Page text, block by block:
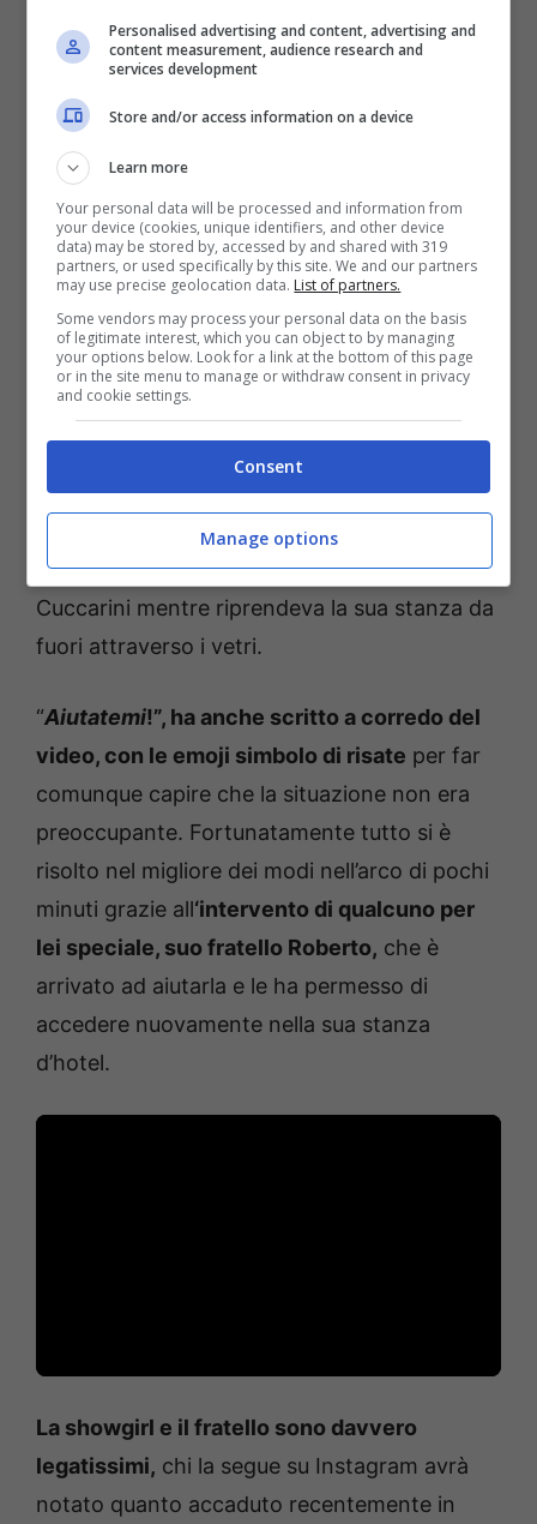
pubblicato sui social (sembra essere la
Sardegna, come fa praticamente ogni anno).
In queste ultime ore si è trovata però a
gestire una situazione imprevista che avrebbe
potuto fare innervosire un po’ tutti, ma che lei
ha affrontato con ironia, caratteristica che ha
da sempre.
L’artista ha mostrato tutto con un video
pubblicato sulle sue Storie Instagram, a cui ha
dato il titolo spesso usato in questi casi,
signore delle pulizie ma non si sono rese
conto che io stavo in balcone e mi hanno
chiusa qui. Come rientro?“, ha detto Lorella
Cuccarini mentre riprendeva la sua stanza da
fuori attraverso i vetri.
“Aiutatemi!”, ha anche scritto a corredo del
video, con le emoji simbolo di risate per far
comunque capire che la situazione non era
preoccupante. Fortunatamente tutto si è
risolto nel migliore dei modi nell’arco di pochi
minuti grazie all‘intervento di qualcuno per
lei speciale, suo fratello Roberto, che è
arrivato ad aiutarla e le ha permesso di
accedere nuovamente nella sua stanza
d’hotel.
La showgirl e il fratello sono davvero
legatissimi, chi la segue su Instagram avrà
notato quanto accaduto recentemente in
Personalised advertising and content, advertising and
content measurement, audience research and
services development
Store and/or access information on a device
Learn more
Your personal data will be processed and information from
your device (cookies, unique identifiers, and other device
data) may be stored by, accessed by and shared with 319
partners, or used specifically by this site. We and our partners
may use precise geolocation data. List of partners.
Some vendors may process your personal data on the basis
of legitimate interest, which you can object to by managing
your options below. Look for a link at the bottom of this page
or in the site menu to manage or withdraw consent in privacy
and cookie settings.
Consent
Manage options